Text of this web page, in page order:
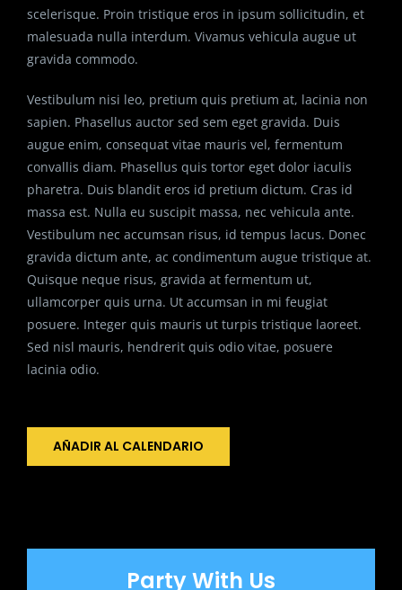
scelerisque. Proin tristique eros in ipsum sollicitudin, et
malesuada nulla interdum. Vivamus vehicula augue ut
gravida commodo.
Vestibulum nisi leo, pretium quis pretium at, lacinia non
sapien. Phasellus auctor sed sem eget gravida. Duis
augue enim, consequat vitae mauris vel, fermentum
convallis diam. Phasellus quis tortor eget dolor iaculis
pharetra. Duis blandit eros id pretium dictum. Cras id
massa est. Nulla eu suscipit massa, nec vehicula ante.
Vestibulum nec accumsan risus, id tempus lacus. Donec
gravida dictum ante, ac condimentum augue tristique at.
Quisque neque risus, gravida at fermentum ut,
ullamcorper quis urna. Ut accumsan in mi feugiat
posuere. Integer quis mauris ut turpis tristique laoreet.
Sed nisl mauris, hendrerit quis odio vitae, posuere
lacinia odio.
AÑADIR AL CALENDARIO
Party With Us